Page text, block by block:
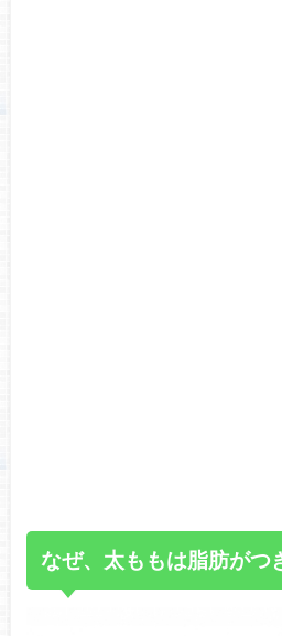
なぜ、太ももは脂肪がつ